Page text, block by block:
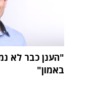
"הענן כבר לא
באמון"